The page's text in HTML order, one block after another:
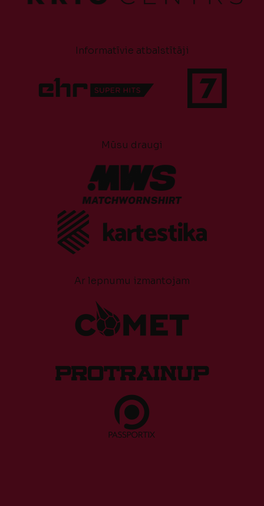
Informatīvie atbalstītāji
Mūsu draugi
Ar lepnumu izmantojam